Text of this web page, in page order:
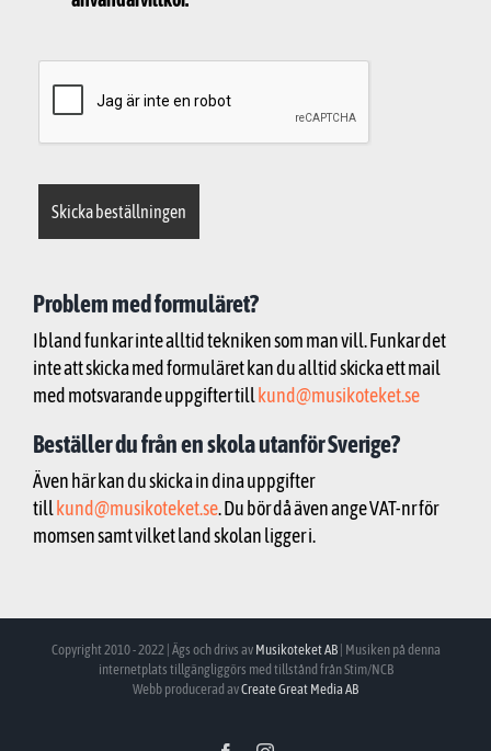
Problem med formuläret?
Ibland funkar inte alltid tekniken som man vill. Funkar det
inte att skicka med formuläret kan du alltid skicka ett mail
med motsvarande uppgifter tillkund@musikoteket.se
Beställer du från en skola utanför Sverige?
Även här kan du skicka in dina uppgifter
tillkund@musikoteket.se. Du bör då även ange VAT-nr för
momsen samt vilket land skolan ligger i.
Copyright 2010 - 2022 | Ägs och drivs av Musikoteket AB| Musiken på denna
internetplats tillgängliggörs med tillstånd från Stim/NCB
Webb producerad avCreate Great Media AB